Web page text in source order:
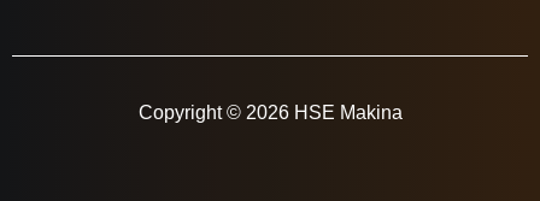
Copyright © 2026 HSE Makina